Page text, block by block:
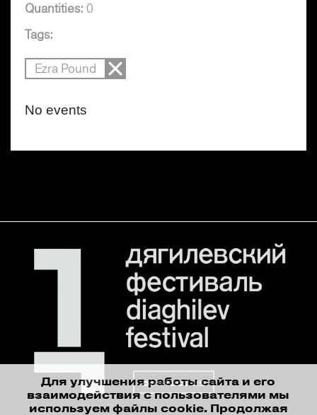
Quantities: 0
Tags:
Ezra Pound
No events
contact us
Для улучшения работы сайта и его
взаимодействия с пользователями мы
используем файлы cookie. Продолжая